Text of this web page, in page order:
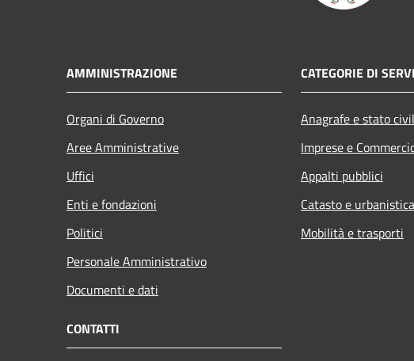
AMMINISTRAZIONE
Organi di Governo
Aree Amministrative
Uffici
Enti e fondazioni
Politici
Personale Amministrativo
Documenti e dati
CATEGORIE DI
Anagrafe e stato
Imprese e
Appalti pubblici
Catasto e urbanistica
Mobilità e trasporti
CONTATTI